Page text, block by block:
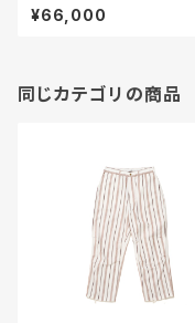
¥66,000
同じカテゴリの商品